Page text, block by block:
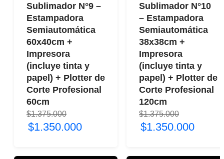
Sublimador N°9 –
Estampadora
Semiautomática
60x40cm +
Impresora
(incluye tinta y
papel) + Plotter de
Corte Profesional
60cm
$1.375.000
$1.350.000
Sublimador N°10
– Estampadora
Semiautomática
38x38cm +
Impresora
(incluye tinta y
papel) + Plotter de
Corte Profesional
120cm
$1.375.000
$1.350.000